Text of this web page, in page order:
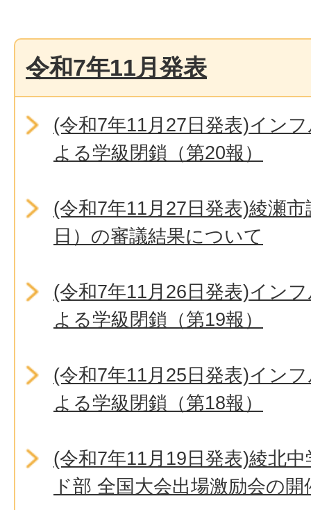
令和7年11月発表
(令和7年11月27日発表)イン
よる学級閉鎖（第20報）
(令和7年11月27日発表)綾瀬
日）の審議結果について
(令和7年11月26日発表)イン
よる学級閉鎖（第19報）
(令和7年11月25日発表)イン
よる学級閉鎖（第18報）
(令和7年11月19日発表)綾北
ド部 全国大会出場激励会の開